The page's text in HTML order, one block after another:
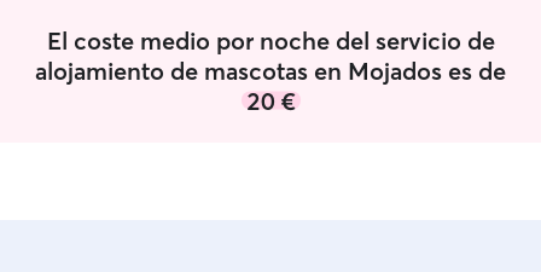
El coste medio por noche del servicio de
alojamiento de mascotas en Mojados es de
20 €